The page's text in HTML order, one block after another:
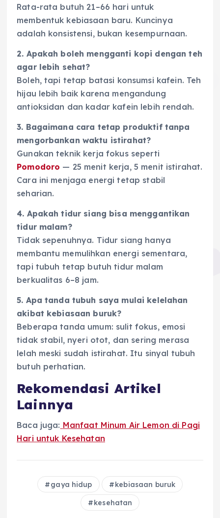
Rata-rata butuh 21–66 hari untuk
membentuk kebiasaan baru. Kuncinya
adalah konsistensi, bukan kesempurnaan.
2. Apakah boleh mengganti kopi dengan teh
agar lebih sehat?
Boleh, tapi tetap batasi konsumsi kafein. Teh
hijau lebih baik karena mengandung
antioksidan dan kadar kafein lebih rendah.
3. Bagaimana cara tetap produktif tanpa
mengorbankan waktu istirahat?
Gunakan teknik kerja fokus seperti
Pomodoro — 25 menit kerja, 5 menit istirahat.
Cara ini menjaga energi tetap stabil
seharian.
4. Apakah tidur siang bisa menggantikan
tidur malam?
Tidak sepenuhnya. Tidur siang hanya
membantu memulihkan energi sementara,
tapi tubuh tetap butuh tidur malam
berkualitas 6–8 jam.
5. Apa tanda tubuh saya mulai kelelahan
akibat kebiasaan buruk?
Beberapa tanda umum: sulit fokus, emosi
tidak stabil, nyeri otot, dan sering merasa
lelah meski sudah istirahat. Itu sinyal tubuh
butuh perhatian.
Rekomendasi Artikel
Lainnya
Baca juga: Manfaat Minum Air Lemon di Pagi
Hari untuk Kesehatan
gaya hidup kebiasaan buruk
kesehatan